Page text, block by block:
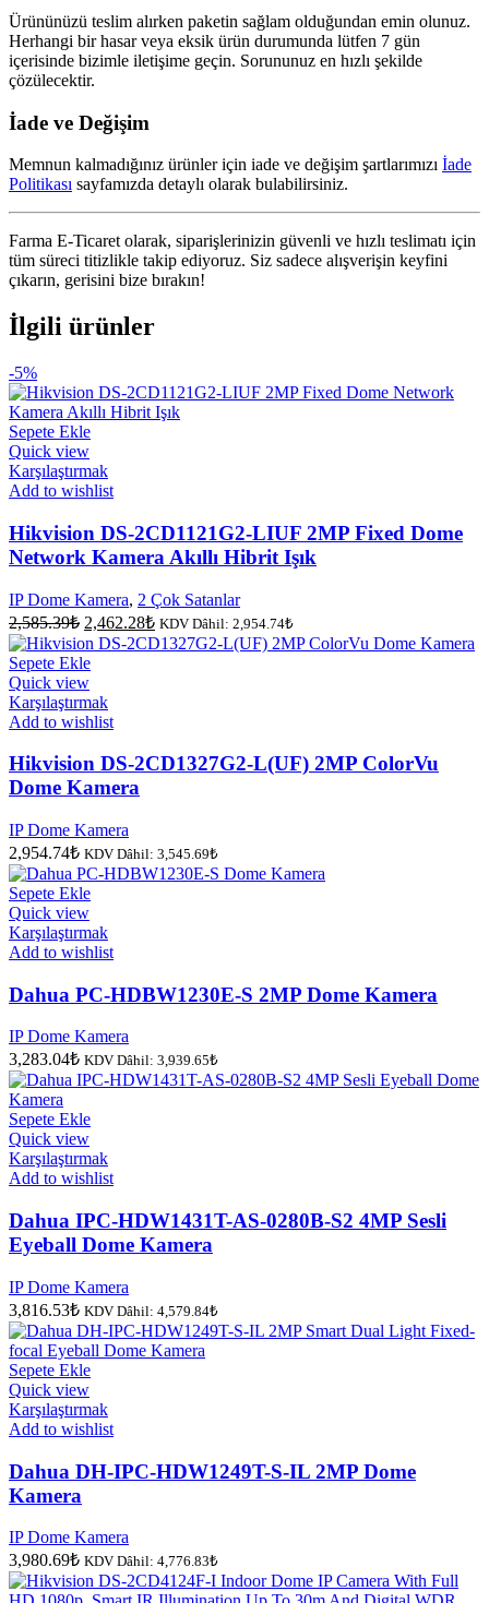
Ürününüzü teslim alırken paketin sağlam olduğundan emin olunuz.
Herhangi bir hasar veya eksik ürün durumunda lütfen 7 gün
içerisinde bizimle iletişime geçin. Sorununuz en hızlı şekilde
çözülecektir.
İade ve Değişim
Memnun kalmadığınız ürünler için iade ve değişim şartlarımızı İade
Politikası sayfamızda detaylı olarak bulabilirsiniz.
Farma E-Ticaret olarak, siparişlerinizin güvenli ve hızlı teslimatı için
tüm süreci titizlikle takip ediyoruz. Siz sadece alışverişin keyfini
çıkarın, gerisini bize bırakın!
İlgili ürünler
-5%
Sepete Ekle
Quick view
Karşılaştırmak
Add to wishlist
Hikvision DS-2CD1121G2-LIUF 2MP Fixed Dome
Network Kamera Akıllı Hibrit Işık
IP Dome Kamera, 2 Çok Satanlar
2,585.39₺ Orijinal
fiyat:
2,585.39₺.
2,462.28₺Şu
andaki
fiyat:
KDV Dâhil: 2,954.74₺
Sepete Ekle
Quick view
Karşılaştırmak
Add to wishlist
Hikvision DS-2CD1327G2-L(UF) 2MP ColorVu
Dome Kamera
IP Dome Kamera
2,954.74₺ KDV Dâhil: 3,545.69₺
Sepete Ekle
Quick view
Karşılaştırmak
Add to wishlist
Dahua PC-HDBW1230E-S 2MP Dome Kamera
IP Dome Kamera
3,283.04₺ KDV Dâhil: 3,939.65₺
Sepete Ekle
Quick view
Karşılaştırmak
Add to wishlist
Dahua IPC-HDW1431T-AS-0280B-S2 4MP Sesli
Eyeball Dome Kamera
IP Dome Kamera
3,816.53₺ KDV Dâhil: 4,579.84₺
Sepete Ekle
Quick view
Karşılaştırmak
Add to wishlist
Dahua DH-IPC-HDW1249T-S-IL 2MP Dome
Kamera
IP Dome Kamera
3,980.69₺ KDV Dâhil: 4,776.83₺